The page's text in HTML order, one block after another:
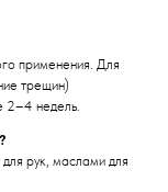
применения. Для
трещин)
2–4 недель.
рук, маслами для